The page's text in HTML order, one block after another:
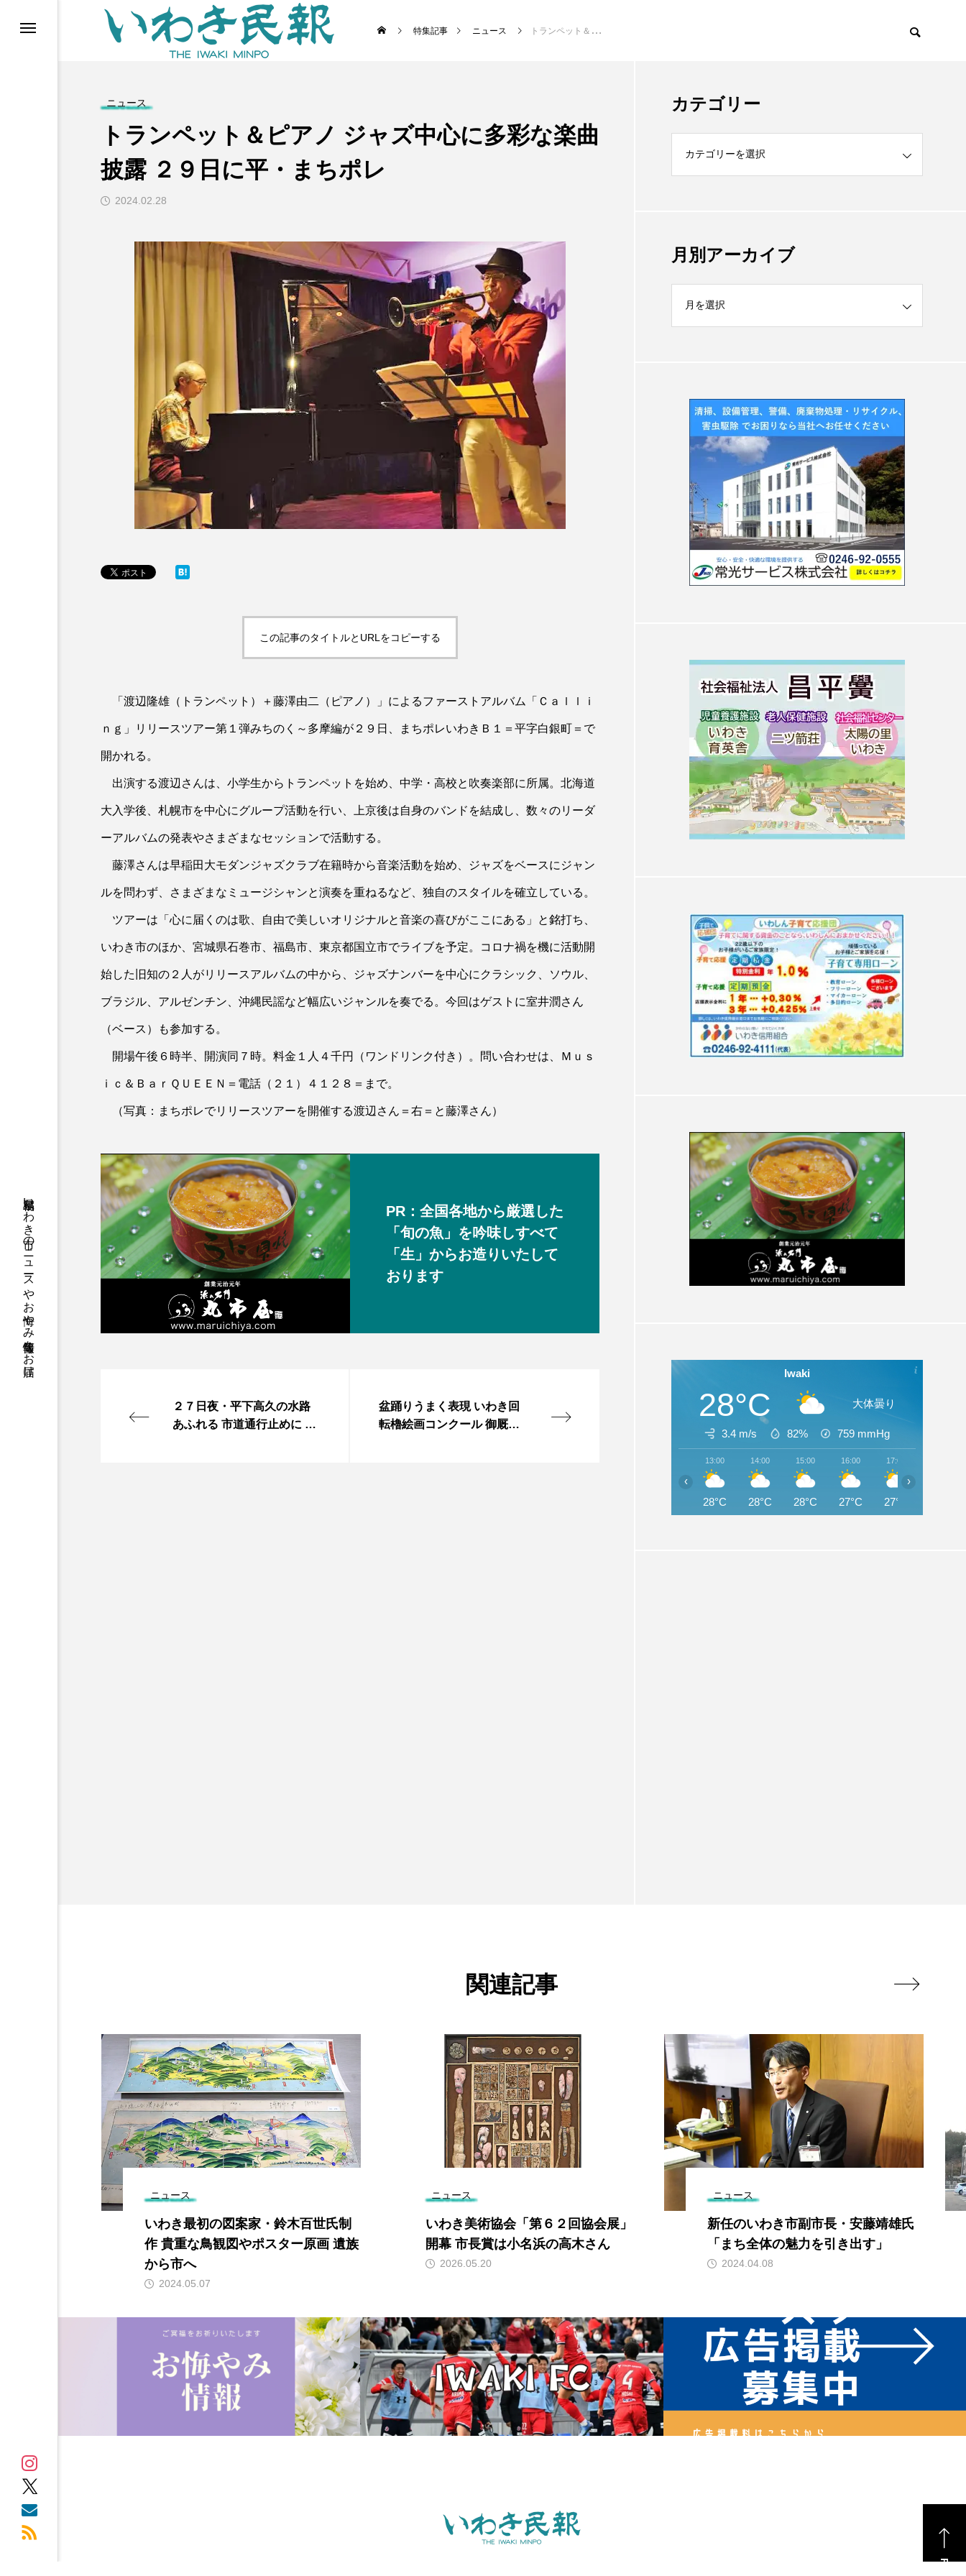
福島県いわき市のニュースやお悔やみ情報等をお届け
特集記事 ニュース トランペット＆ピアノ ジャズ中心に多彩な楽曲披露 ２９日に平・まちポレ
ニュース
トランペット＆ピアノ ジャズ中心に多彩な楽曲
披露 ２９日に平・まちポレ
2024.02.28
この記事のタイトルとURLをコピーする
「渡辺隆雄（トランペット）＋藤澤由二（ピアノ）」によるファーストアルバム「Ｃａｌｌｉ
ｎｇ」リリースツアー第１弾みちのく～多摩編が２９日、まちポレいわきＢ１＝平字白銀町＝で
開かれる。
出演する渡辺さんは、小学生からトランペットを始め、中学・高校と吹奏楽部に所属。北海道
大入学後、札幌市を中心にグループ活動を行い、上京後は自身のバンドを結成し、数々のリーダ
ーアルバムの発表やさまざまなセッションで活動する。
藤澤さんは早稲田大モダンジャズクラブ在籍時から音楽活動を始め、ジャズをベースにジャン
ルを問わず、さまざまなミュージシャンと演奏を重ねるなど、独自のスタイルを確立している。
ツアーは「心に届くのは歌、自由で美しいオリジナルと音楽の喜びがここにある」と銘打ち、
いわき市のほか、宮城県石巻市、福島市、東京都国立市でライブを予定。コロナ禍を機に活動開
始した旧知の２人がリリースアルバムの中から、ジャズナンバーを中心にクラシック、ソウル、
ブラジル、アルゼンチン、沖縄民謡など幅広いジャンルを奏でる。今回はゲストに室井潤さん
（ベース）も参加する。
開場午後６時半、開演同７時。料金１人４千円（ワンドリンク付き）。問い合わせは、Ｍｕｓ
ｉｃ＆ＢａｒＱＵＥＥＮ＝電話（２１）４１２８＝まで。
（写真：まちポレでリリースツアーを開催する渡辺さん＝右＝と藤澤さん）
PR：全国各地から厳選した
「旬の魚」を吟味しすべて
「生」からお造りいたして
おります
２７日夜・平下高久の水路
あふれる 市道通行止めに 高
盆踊りうまく表現 いわき回
転櫓絵画コンクール 御厩
カテゴリー
月別アーカイブ
Iwaki
28°C 大体曇り
3.4 m/s 82% 759 mmHg
13:00
28°C
14:00
28°C
15:00
28°C
16:00
27°C
17:00
27°C
‹ ›
関連記事
ニュース
いわき最初の図案家・鈴木百世氏制
作 貴重な鳥観図やポスター原画 遺族
から市へ
2024.05.07
ニュース
いわき美術協会「第６２回協会展」
開幕 市長賞は小名浜の高木さん
2026.05.20
ニュース
新任のいわき市副市長・安藤靖雄氏
「まち全体の魅力を引き出す」
2024.04.08
